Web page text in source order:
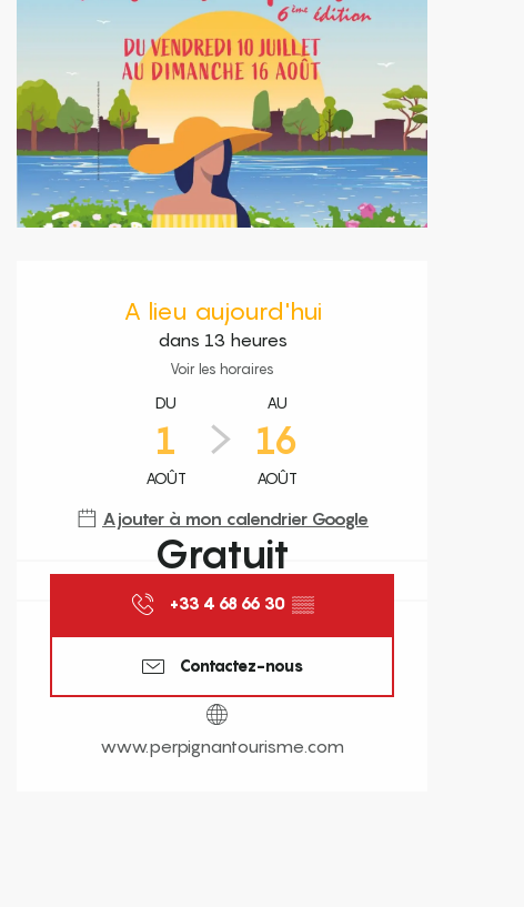
A lieu aujourd'hui
dans 13 heures
Voir les horaires
DU
1
AOÛT
AU
16
AOÛT
Ajouter à mon calendrier Google
Gratuit
+33 4 68 66 30 ▒▒
Contactez-nous
www.perpignantourisme.com